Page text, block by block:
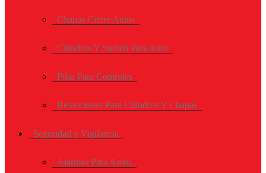
Chapas Cierre Autos
Cilindros Y Switch Para Auto
Pilas Para Controles
Refacciones Para Cilindros Y Chapas
Seguridad y Vigilancia
Alarmas Para Autos